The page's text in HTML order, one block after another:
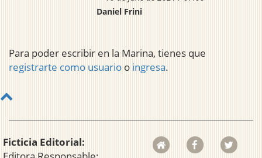
Daniel Frini
Para poder escribir en la Marina, tienes que
registrarte como usuario o ingresa.
Ficticia Editorial: